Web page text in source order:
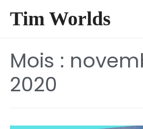
Tim Worlds
Mois :
2020